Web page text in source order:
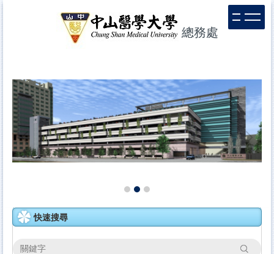
區
總務處
快速搜尋
搜尋